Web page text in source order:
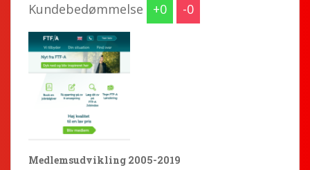
Kundebedømmelse 0 0
Medlemsudvikling 2005-2019